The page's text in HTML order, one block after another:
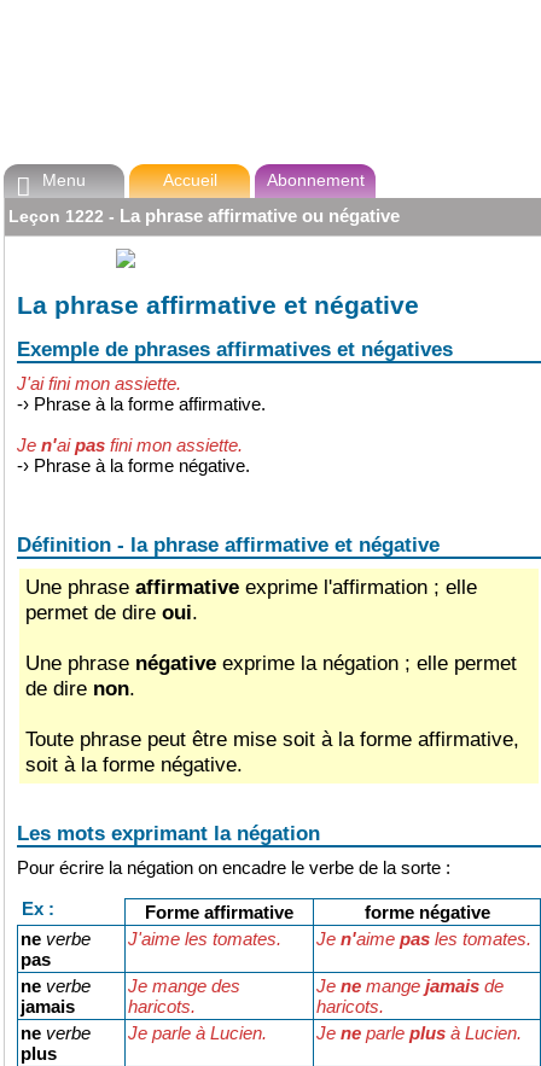
 Menu Accueil
Abonnement
Leçon 1222 - La phrase affirmative ou négative
La phrase affirmative et négative
Exemple de phrases affirmatives et négatives
J'ai fini mon assiette.
-› Phrase à la forme affirmative.
Je n'aipas fini mon assiette.
-› Phrase à la forme négative.
Définition - la phrase affirmative et négative
Une phrase affirmative exprime l'affirmation ; elle
permet de dire oui.
Une phrase négative exprime la négation ; elle permet
de dire non.
Toute phrase peut être mise soit à la forme affirmative,
soit à la forme négative.
Les mots exprimant la négation
Pour écrire la négation on encadre le verbe de la sorte :
Ex : Forme affirmative
forme négative
ne verbe
pas
J'aime les tomates. Je n'aime pas les tomates.
ne verbe
jamais
Je mange des
haricots.
Je ne mange jamais de
haricots.
ne verbe
plus
Je parle à Lucien. Je ne parle plus à Lucien.